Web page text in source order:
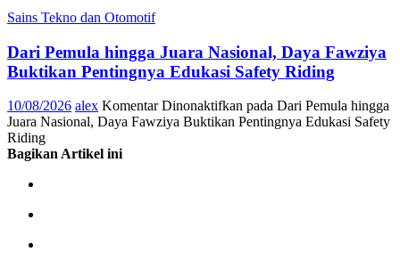
Sains Tekno dan Otomotif
Dari Pemula hingga Juara Nasional, Daya Fawziya
Buktikan Pentingnya Edukasi Safety Riding
10/08/2026 alex Komentar Dinonaktifkan pada Dari Pemula hingga
Juara Nasional, Daya Fawziya Buktikan Pentingnya Edukasi Safety
Riding
Bagikan Artikel ini